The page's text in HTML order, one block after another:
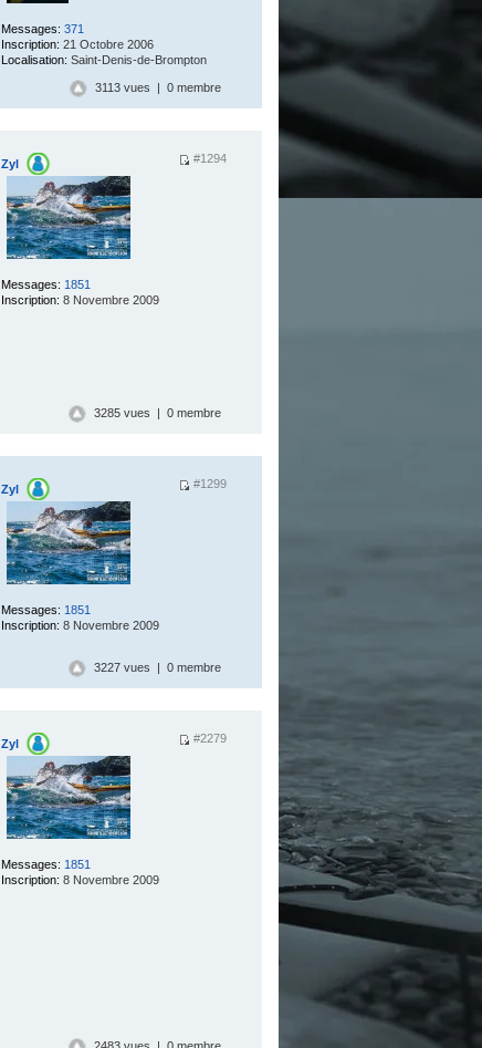
Messages: 371
Inscription: 21 Octobre 2006
Localisation: Saint-Denis-de-Brompton
3113 vues | 0 membre
#1294
Zyl
Messages: 1851
Inscription: 8 Novembre 2009
3285 vues | 0 membre
#1299
Zyl
Messages: 1851
Inscription: 8 Novembre 2009
3227 vues | 0 membre
#2279
Zyl
Messages: 1851
Inscription: 8 Novembre 2009